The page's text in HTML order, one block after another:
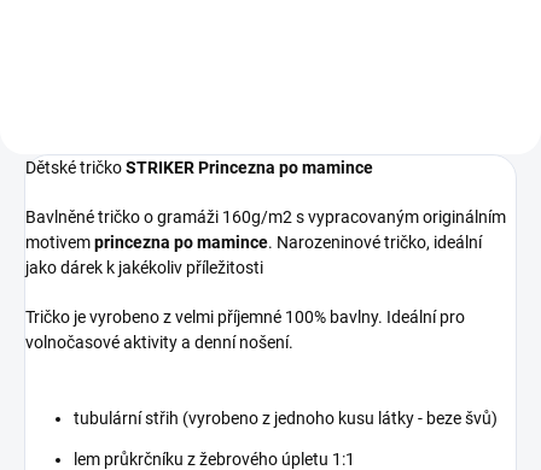
Dětské tričkoSTRIKER Princezna po mamince
Bavlněné tričko o gramáži 160g/m2 s vypracovaným originálním
motivemprincezna po mamince. Narozeninové tričko, ideální
jako dárek k jakékoliv příležitosti
Tričko je vyrobeno z velmi příjemné 100% bavlny. Ideální pro
volnočasové aktivity a denní nošení.
tubulární střih (vyrobeno z jednoho kusu látky - beze švů)
lem průkrčníku z žebrového úpletu 1:1